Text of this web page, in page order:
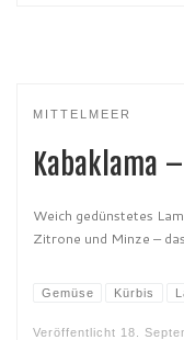
MITTELMEER
Kabaklama
Weich gedünstetes
Zitrone und Minze –
Gemüse Kürbis
Veröffentlicht 18.